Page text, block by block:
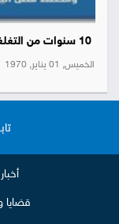
الخميس, 01 يناير, 1970
قضايا